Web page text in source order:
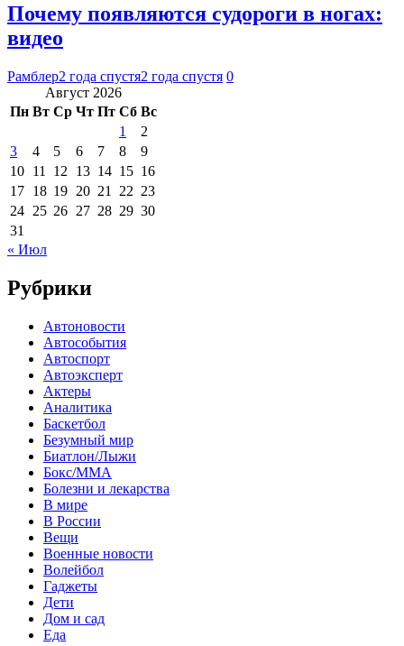
Почему появляются судороги в ногах:
видео
Рамблер2 года спустя2 года спустя 0
Август 2026
Пн Вт Ср Чт Пт Сб Вс
1
2
3
4 5 6 7 8
9
10 11 12 13 14 15 16
17 18 19 20 21 22 23
24 25 26 27 28 29 30
31
« Июл
Рубрики
Автоновости
Автособытия
Автоспорт
Автоэксперт
Актеры
Аналитика
Баскетбол
Безумный мир
Биатлон/Лыжи
Бокс/MMA
Болезни и лекарства
В мире
В России
Вещи
Военные новости
Волейбол
Гаджеты
Дети
Дом и сад
Еда